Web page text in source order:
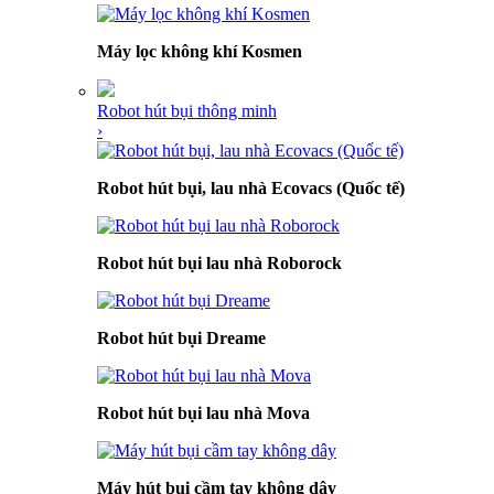
Máy lọc không khí Kosmen
Robot hút bụi thông minh
›
Robot hút bụi, lau nhà Ecovacs (Quốc tế)
Robot hút bụi lau nhà Roborock
Robot hút bụi Dreame
Robot hút bụi lau nhà Mova
Máy hút bụi cầm tay không dây